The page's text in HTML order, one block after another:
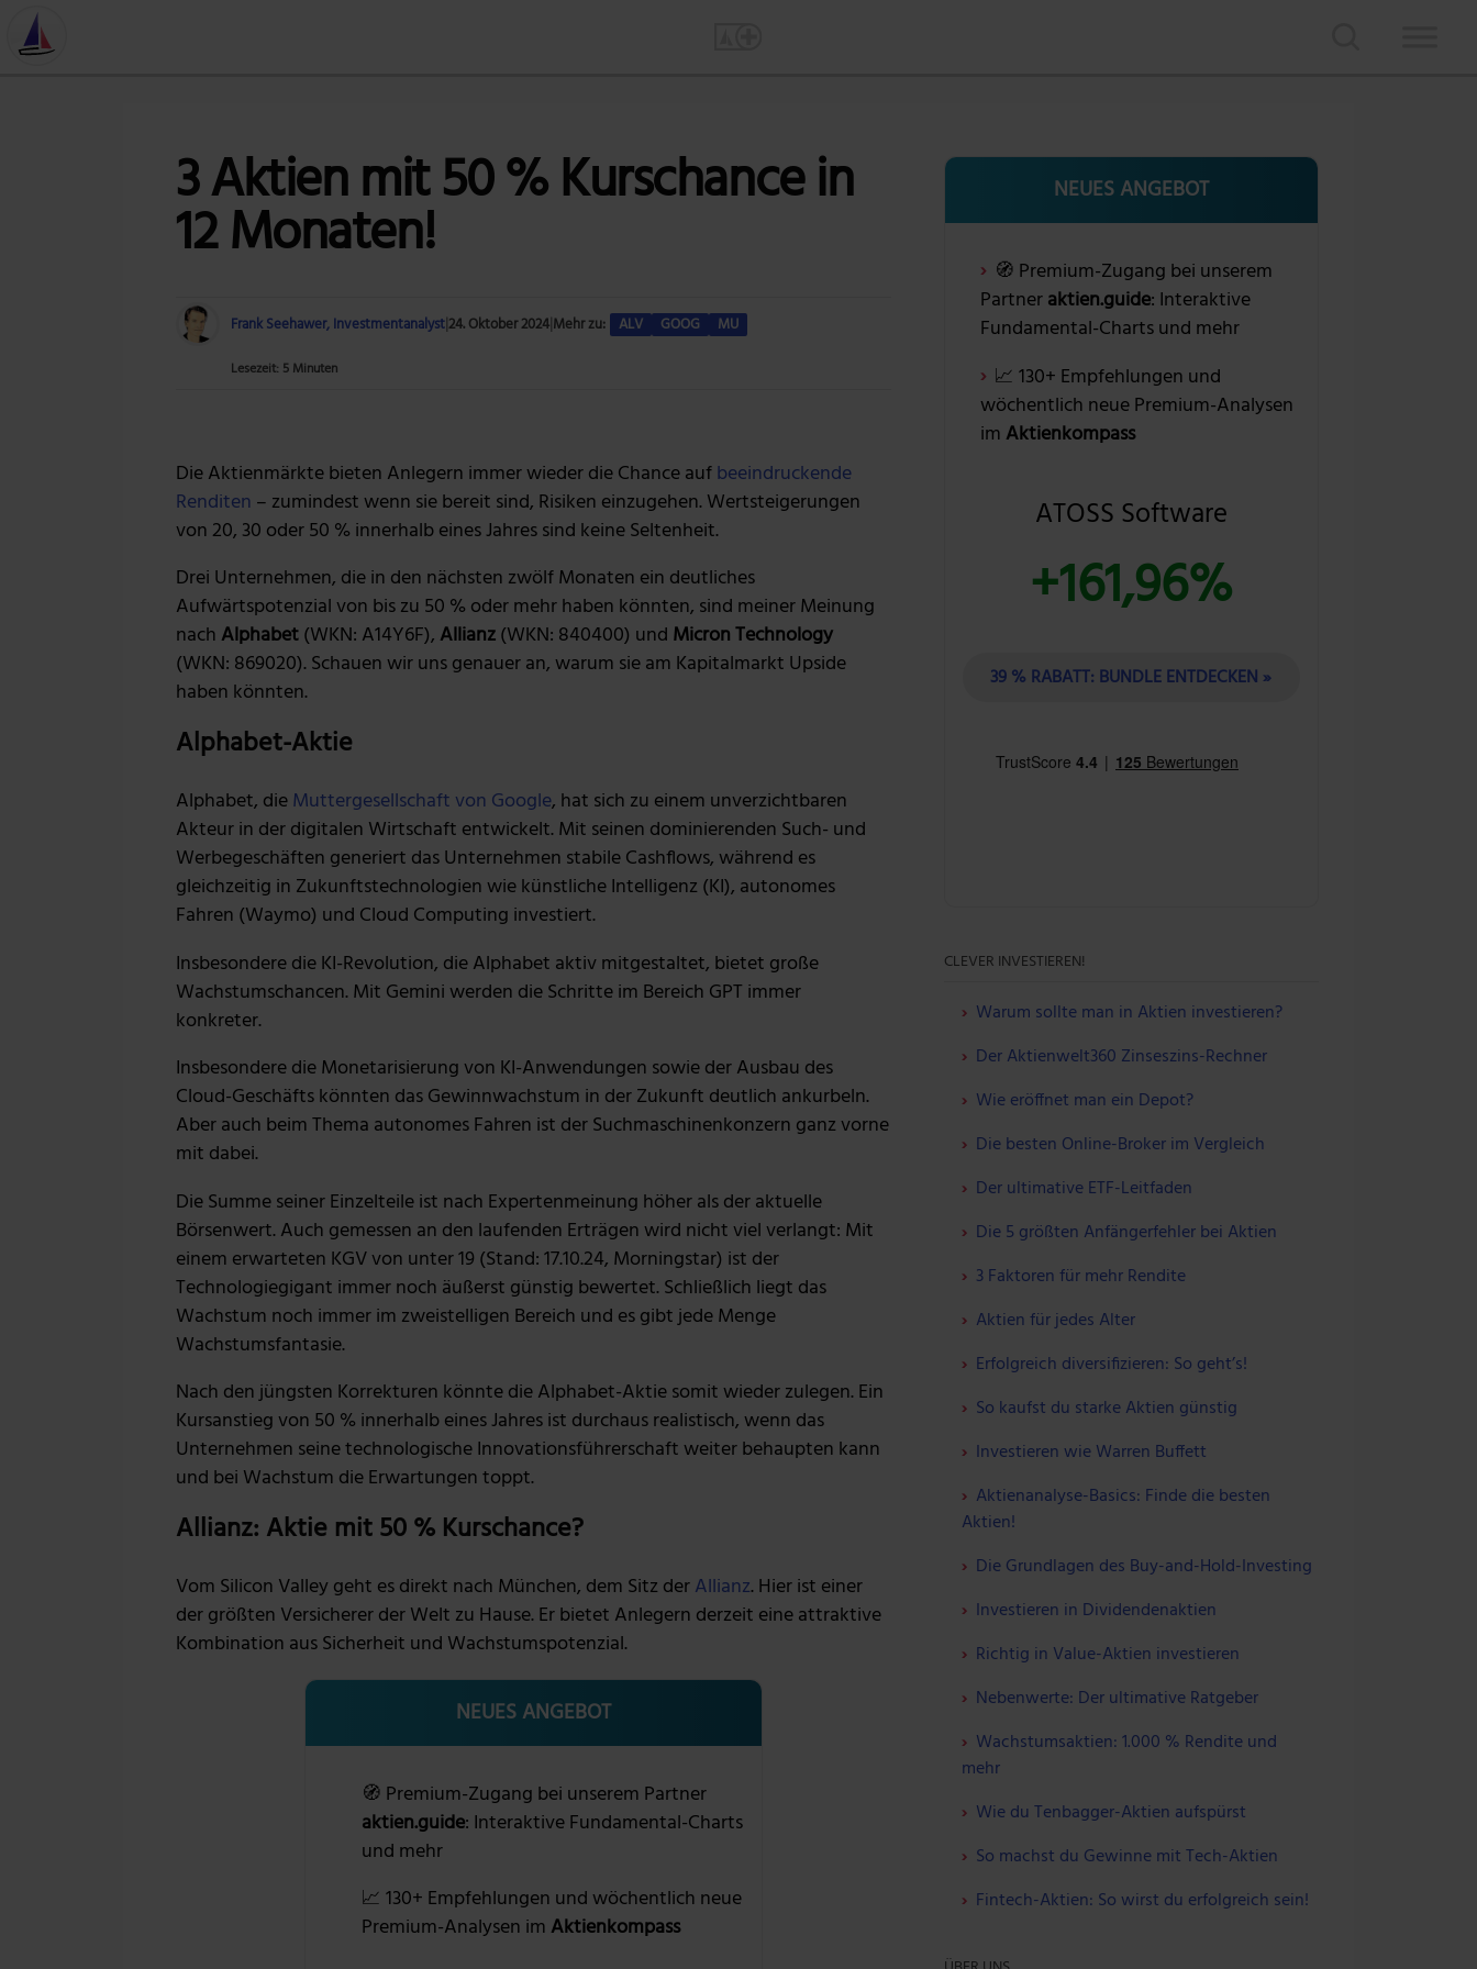
3 Aktien mit 50 % Kurschance in
12 Monaten!
Frank Seehawer, Investmentanalyst24. Oktober 2024Mehr zu: ALV GOOG MU
Lesezeit: 5 Minuten
Die Aktienmärkte bieten Anlegern immer wieder die Chance aufbeeindruckende
Renditen – zumindest wenn sie bereit sind, Risiken einzugehen. Wertsteigerungen
von 20, 30 oder 50 % innerhalb eines Jahres sind keine Seltenheit.
Drei Unternehmen, die in den nächsten zwölf Monaten ein deutliches
Aufwärtspotenzial von bis zu 50 % oder mehr haben könnten, sind meiner Meinung
nach Alphabet(WKN: A14Y6F), Allianz(WKN: 840400) und Micron Technology
(WKN: 869020). Schauen wir uns genauer an, warum sie am Kapitalmarkt Upside
haben könnten.
Alphabet-Aktie
Alphabet, dieMuttergesellschaft von Google, hat sich zu einem unverzichtbaren
Akteur in der digitalen Wirtschaft entwickelt. Mit seinen dominierenden Such- und
Werbegeschäften generiert das Unternehmen stabile Cashflows, während es
gleichzeitig in Zukunftstechnologien wie künstliche Intelligenz (KI), autonomes
Fahren (Waymo) und Cloud Computing investiert.
Insbesondere die KI-Revolution, die Alphabet aktiv mitgestaltet, bietet große
Wachstumschancen. Mit Gemini werden die Schritte im Bereich GPT immer
konkreter.
Insbesondere die Monetarisierung von KI-Anwendungen sowie der Ausbau des
Cloud-Geschäfts könnten das Gewinnwachstum in der Zukunft deutlich ankurbeln.
Aber auch beim Thema autonomes Fahren ist der Suchmaschinenkonzern ganz vorne
mit dabei.
Die Summe seiner Einzelteile ist nach Expertenmeinung höher als der aktuelle
Börsenwert. Auch gemessen an den laufenden Erträgen wird nicht viel verlangt: Mit
einem erwarteten KGV von unter 19 (Stand: 17.10.24, Morningstar) ist der
Technologiegigant immer noch äußerst günstig bewertet. Schließlich liegt das
Wachstum noch immer im zweistelligen Bereich und es gibt jede Menge
Wachstumsfantasie.
Nach den jüngsten Korrekturen könnte die Alphabet-Aktie somit wieder zulegen. Ein
Kursanstieg von 50 % innerhalb eines Jahres ist durchaus realistisch, wenn das
Unternehmen seine technologische Innovationsführerschaft weiter behaupten kann
und bei Wachstum die Erwartungen toppt.
Allianz: Aktie mit 50 % Kurschance?
Vom Silicon Valley geht es direkt nach München, dem Sitz derAllianz. Hier ist einer
der größten Versicherer der Welt zu Hause. Er bietet Anlegern derzeit eine attraktive
Kombination aus Sicherheit und Wachstumspotenzial.
NEUES ANGEBOT
🧭 Premium-Zugang bei unserem Partner
aktien.guide: Interaktive Fundamental-Charts
und mehr
📈 130+ Empfehlungen und wöchentlich neue
Premium-Analysen im Aktienkompass
NEUES ANGEBOT
🧭 Premium-Zugang bei unserem
Partneraktien.guide: Interaktive
Fundamental-Charts und mehr
📈 130+ Empfehlungen und
wöchentlich neue Premium-Analysen
im Aktienkompass
ATOSS Software
+161,96%
39 % RABATT: BUNDLE ENTDECKEN »
CLEVER INVESTIEREN!
Warum sollte man in Aktien investieren?
Der Aktienwelt360 Zinseszins-Rechner
Wie eröffnet man ein Depot?
Die besten Online-Broker im Vergleich
Der ultimative ETF-Leitfaden
Die 5 größten Anfängerfehler bei Aktien
3 Faktoren für mehr Rendite
Aktien für jedes Alter
Erfolgreich diversifizieren: So geht’s!
So kaufst du starke Aktien günstig
Investieren wie Warren Buffett
Aktienanalyse-Basics: Finde die besten
Aktien!
Die Grundlagen des Buy-and-Hold-Investing
Investieren in Dividendenaktien
Richtig in Value-Aktien investieren
Nebenwerte: Der ultimative Ratgeber
Wachstumsaktien: 1.000 % Rendite und
mehr
Wie du Tenbagger-Aktien aufspürst
So machst du Gewinne mit Tech-Aktien
Fintech-Aktien: So wirst du erfolgreich sein!